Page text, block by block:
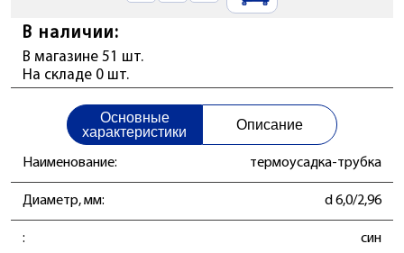
В наличии:
В магазине 51 шт.
На складе 0 шт.
Основные
характеристики
Описание
Наименование: термоусадка-трубка
Диаметр, мм: d 6,0/2,96
: син